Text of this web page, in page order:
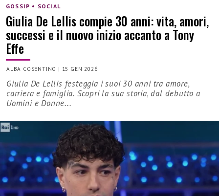
GOSSIP • SOCIAL
Giulia De Lellis compie 30 anni: vita, amori,
successi e il nuovo inizio accanto a Tony
Effe
ALBA COSENTINO | 15 GEN 2026
Giulia De Lellis festeggia i suoi 30 anni tra amore,
carriera e famiglia. Scopri la sua storia, dal debutto a
Uomini e Donne...